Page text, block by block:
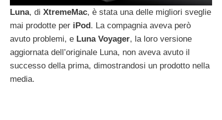
Luna, di XtremeMac, è stata una delle migliori sveglie
mai prodotte per iPod. La compagnia aveva però
avuto problemi, e Luna Voyager, la loro versione
aggiornata dell’originale Luna, non aveva avuto il
successo della prima, dimostrandosi un prodotto nella
media.